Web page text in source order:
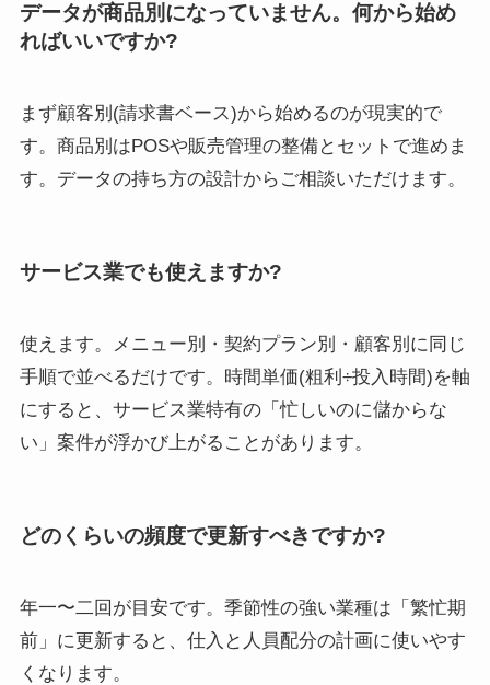
データが商品別になっていません。何から始め
ればいいですか?
まず顧客別(請求書ベース)から始めるのが現実的で
す。商品別はPOSや販売管理の整備とセットで進めま
す。データの持ち方の設計からご相談いただけます。
サービス業でも使えますか?
使えます。メニュー別・契約プラン別・顧客別に同じ
手順で並べるだけです。時間単価(粗利÷投入時間)を軸
にすると、サービス業特有の「忙しいのに儲からな
い」案件が浮かび上がることがあります。
どのくらいの頻度で更新すべきですか?
年一〜二回が目安です。季節性の強い業種は「繁忙期
前」に更新すると、仕入と人員配分の計画に使いやす
くなります。